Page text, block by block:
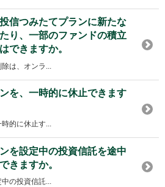
信つみたてプランに新たな
り、一部のファンドの積立
できますか。
は、オンラ...
を、一時的に休止できます
的に休止す...
を設定中の投資信託を途中
きますか。
の投資信託...